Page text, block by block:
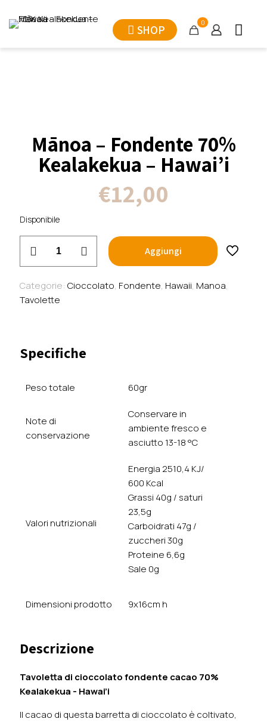
SHOP
0
Mānoa – Fondente 70%
Kealakekua – Hawai’i
€12,00
Disponibile
Fondente
70%
Kealakekua
Aggiungi
Categorie: Cioccolato, Fondente, Hawaii, Manoa,
Tavolette
Specifiche
Peso totale 60gr
Note di
conservazione
Conservare in
ambiente fresco e
asciutto 13-18 °C
Valori nutrizionali
Energia 2510,4 KJ/
600 Kcal
Grassi 40g / saturi
23,5g
Carboidrati 47g /
zuccheri 30g
Proteine 6,6g
Sale 0g
Dimensioni prodotto 9x16cm h
Descrizione
Tavoletta di cioccolato fondente cacao 70%
Kealakekua - Hawai’i
Il cacao di questa barretta di cioccolato è coltivato,